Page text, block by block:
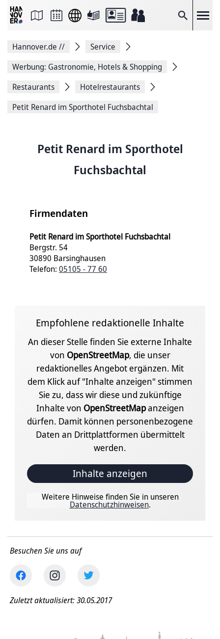
Suche
Seite
Facebook
teilen
Seitenlink
Seite
Hannover.de //
Service
Werbung: Gastronomie, Hotels & Shopping
Restaurants
Hotelrestaurants
Petit Renard im Sporthotel Fuchsbachtal
Petit Renard im Sporthotel
Fuchsbachtal
Firmendaten
Petit Renard im Sporthotel Fuchsbachtal
Bergstr. 54
30890 Barsinghausen
Telefon: 05105 - 77 60
Empfohlene redaktionelle Inhalte
An dieser Stelle finden Sie externe Inhalte
von OpenStreetMap, die unser
redaktionelles Angebot ergänzen. Mit
dem Klick auf "Inhalte anzeigen" stimmen
Sie zu, dass wir diese und zukünftige
Inhalte von OpenStreetMapanzeigen
dürfen. Damit können personenbezogene
Daten an Drittplattformen übermittelt
werden.
Inhalte anzeigen
Weitere Hinweise finden Sie in unseren
Datenschutzhinweisen.
Besuchen Sie uns auf
Zuletzt aktualisiert: 30.05.2017